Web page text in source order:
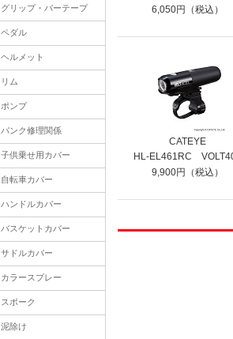
グリップ・バーテープ
ペダル
ヘルメット
リム
ポンプ
パンク修理関係
子供乗せ用カバー
自転車カバー
ハンドルカバー
バスケットカバー
サドルカバー
カラースプレー
スポーク
泥除け
6,050円（税込）
CATEYE
HL-EL461RC
9,900円（税込）